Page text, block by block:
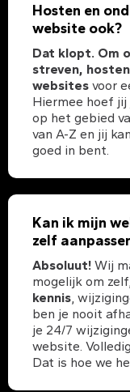
Hosten en
website ook?
Dat klopt. Om
streven,
websites voor
Hiermee hoef jij
op het gebied
van A-Z en jij
goed in bent.
Kan ik mijn
zelf
Absoluut! Wij
mogelijk om zelf,
kennis,
ben je nooit
je 24/7
website.
Dat is hoe we